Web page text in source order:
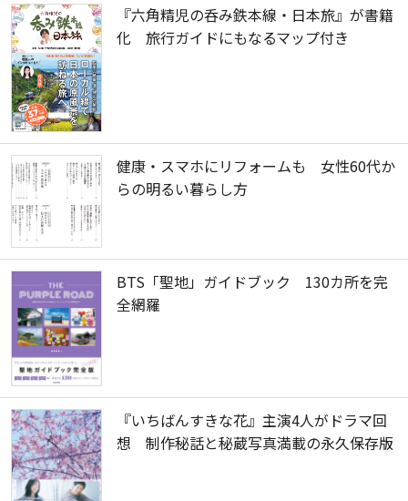
『六角精児の呑み鉄本線・日本旅』が書籍
化 旅行ガイドにもなるマップ付き
健康・スマホにリフォームも 女性60代か
らの明るい暮らし方
BTS「聖地」ガイドブック 130カ所を完
全網羅
『いちばんすきな花』主演4人がドラマ回
想 制作秘話と秘蔵写真満載の永久保存版